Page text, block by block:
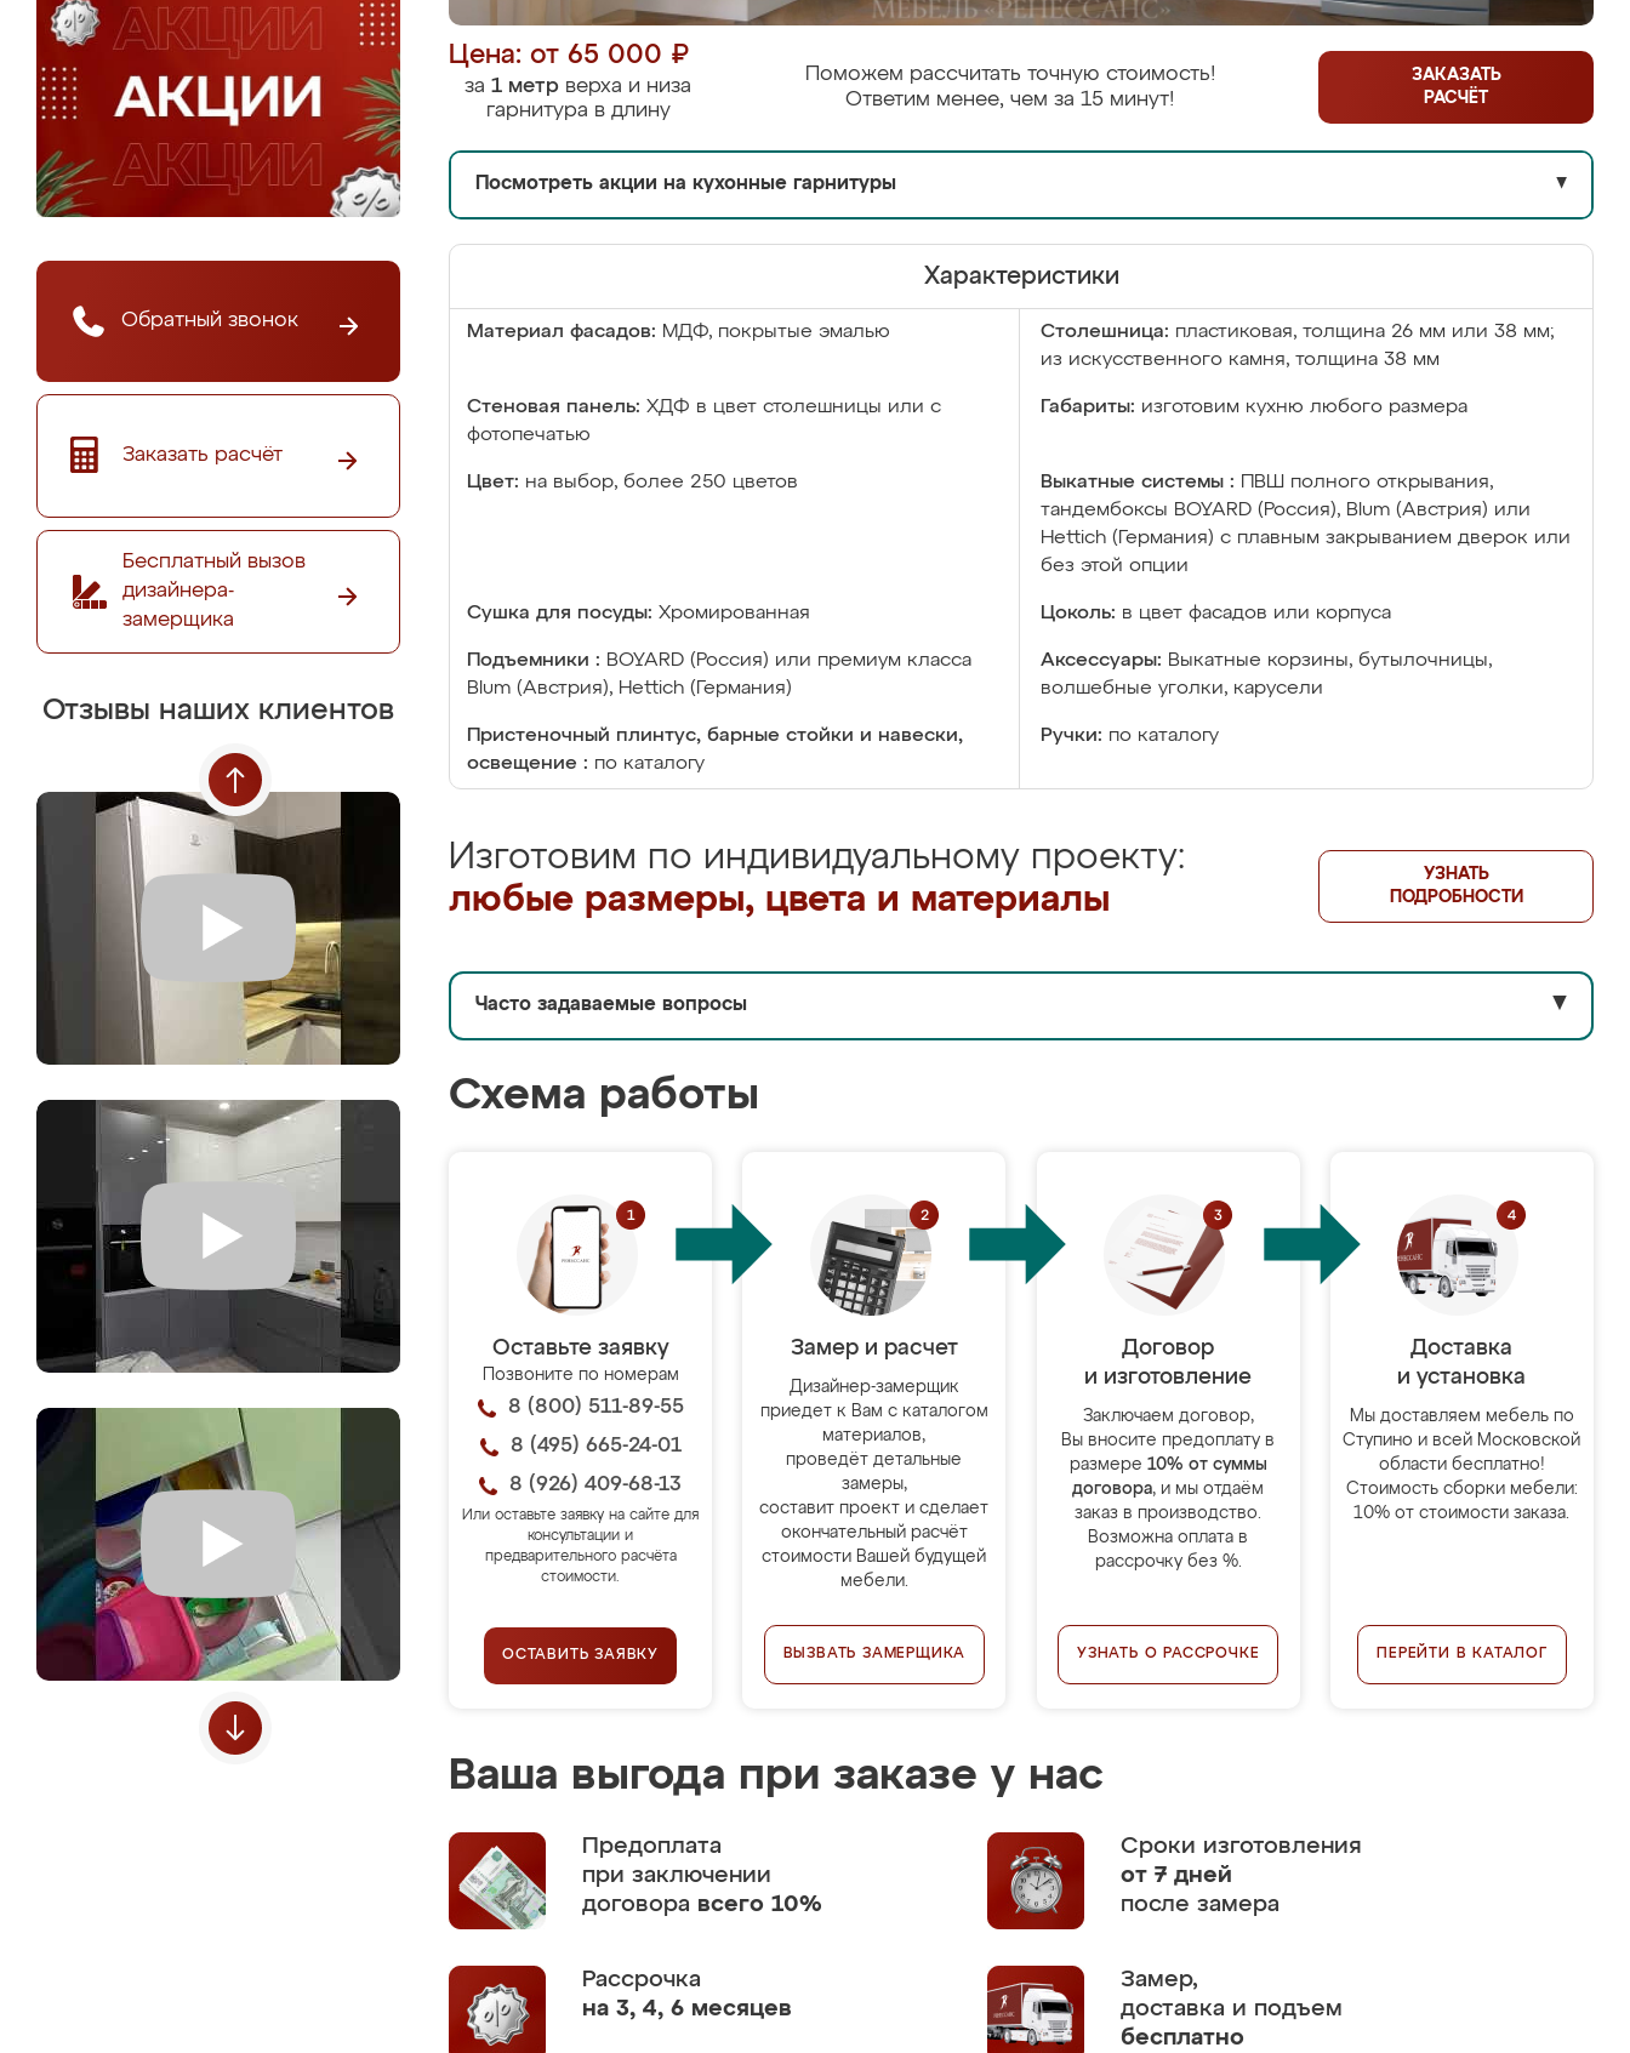
Обратный звонок
Заказать расчёт
Бесплатный вызов
дизайнера-
замерщика
Отзывы наших клиентов
Цена: от 65 000 ₽
за 1 метр верха и низа
гарнитура в длину
Поможем рассчитать точную стоимость!
Ответим менее, чем за 15 минут!
ЗАКАЗАТЬ
РАСЧЁТ
Посмотреть акции на кухонные гарнитуры ▼
Характеристики
Материал фасадов: МДФ, покрытые эмалью Столешница: пластиковая, толщина 26 мм или 38 мм;
из искусственного камня, толщина 38 мм
Стеновая панель: ХДФ в цвет столешницы или с
фотопечатью
Габариты: изготовим кухню любого размера
Цвет: на выбор, более 250 цветов Выкатные системы :
ПВШ полного открывания,
тандембоксы BOYARD (Россия), Blum (Австрия) или
Hettich (Германия) с плавным закрыванием дверок или
без этой опции
Сушка для посуды: Хромированная Цоколь: в цвет фасадов или корпуса
Подъемники : BOYARD (Россия) или премиум класса
Blum (Австрия), Hettich (Германия)
Аксессуары: Выкатные корзины, бутылочницы,
волшебные уголки, карусели
Пристеночный плинтус, барные стойки и навески,
освещение : по каталогу
Ручки: по каталогу
Изготовим по индивидуальному проекту:
любые размеры, цвета и материалы
УЗНАТЬ
ПОДРОБНОСТИ
Часто задаваемые вопросы ▼
Схема работы
Оставьте заявку
Позвоните по номерам
8 (800) 511-89-55
8 (495) 665-24-01
8 (926) 409-68-13
Или оставьте заявку на сайте для
консультации и
предварительного расчёта
стоимости.
ОСТАВИТЬ ЗАЯВКУ
Замер и расчет
Дизайнер-замерщик
приедет к Вам с каталогом
материалов,
проведёт детальные
замеры,
составит проект и сделает
окончательный расчёт
стоимости Вашей будущей
мебели.
ВЫЗВАТЬ ЗАМЕРЩИКА
Договор
и изготовление
Заключаем договор,
Вы вносите предоплату в
размере 10% от суммы
договора, и мы отдаём
заказ в производство.
Возможна оплата в
рассрочку без %.
УЗНАТЬ О РАССРОЧКЕ
Доставка
и установка
Мы доставляем мебель по
Ступино и всей Московской
области бесплатно!
Стоимость сборки мебели:
10% от стоимости заказа.
ПЕРЕЙТИ В КАТАЛОГ
Ваша выгода при заказе у нас
Предоплата
при заключении
договора всего 10%
Сроки изготовления
от 7 дней
после замера
Рассрочка
на 3, 4, 6 месяцев
Замер,
доставка и подъем
бесплатно